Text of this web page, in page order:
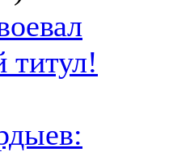
титул!